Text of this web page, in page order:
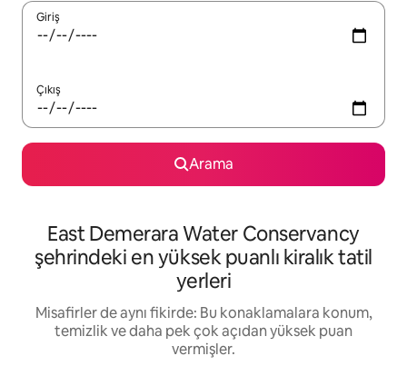
Giriş
Çıkış
Arama
East Demerara Water Conservancy
şehrindeki en yüksek puanlı kiralık tatil
yerleri
Misafirler de aynı fikirde: Bu konaklamalara konum,
temizlik ve daha pek çok açıdan yüksek puan
vermişler.